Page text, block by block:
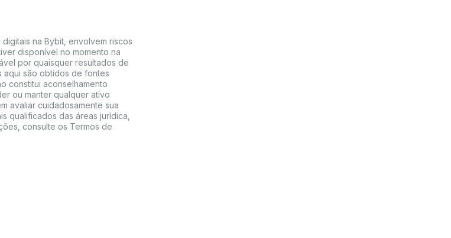
na Bybit, envolvem riscos
disponível no momento na
por quaisquer resultados de
aqui são obtidos de fontes
constitui aconselhamento
ou manter qualquer ativo
avaliar cuidadosamente sua
qualificados das áreas jurídica,
consulte os Termos de